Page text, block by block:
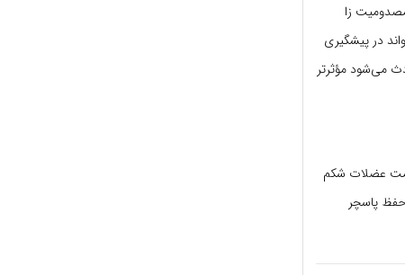
زا
در پیشگیری
می‌شود مؤثرتر
عضلات شکم
پاسچر